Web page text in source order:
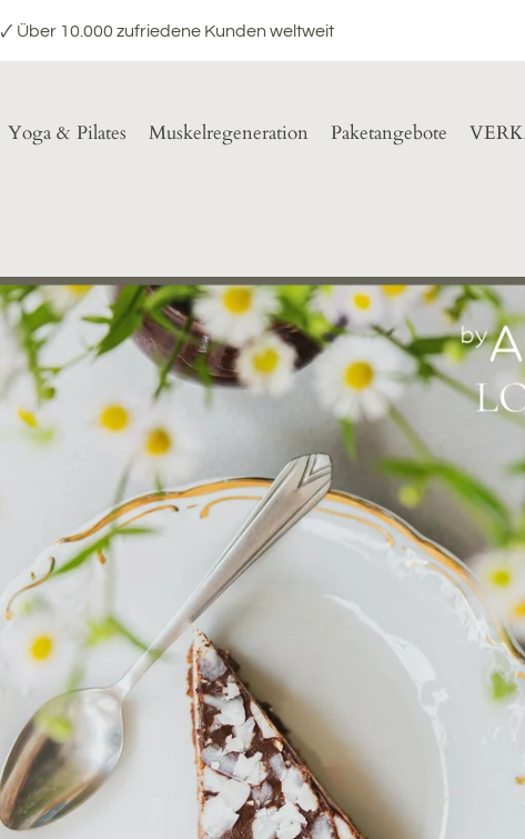
🗸 Über 10.000 zufriedene Kunden weltweit
Yoga & Pilates Muskelregeneration Paketangebote